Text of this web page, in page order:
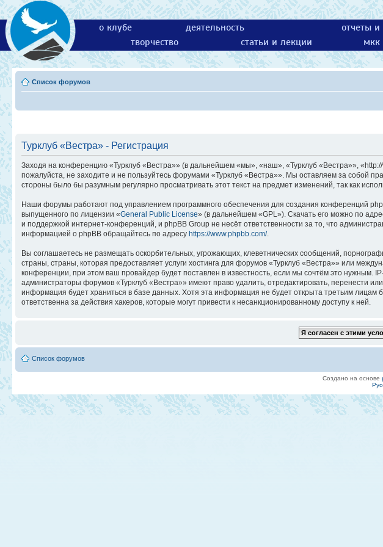
о клубе деятельность отчеты
творчество
статьи и лекции мкк
Список форумов
Турклуб «Вестра» - Регистрация
Заходя на конференцию «Турклуб «Вестра»» (в дальнейшем «мы», «наш», «Турклуб «Вестра»»,
пожалуйста, не заходите и не пользуйтесь форумами «Турклуб «Вестра»». Мы оставляем за собой
стороны было бы разумным регулярно просматривать этот текст на предмет изменений, так как
Наши форумы работают под управлением программного обеспечения для создания конференций
выпущенного по лицензии «General Public License» (в дальнейшем «GPL»). Скачать его можно по
и поддержкой интернет-конференций, и phpBB Group не несёт ответственности за то, что
информацией о phpBB обращайтесь по адресу https://www.phpbb.com/.
Вы соглашаетесь не размещать оскорбительных, угрожающих, клеветнических сообщений,
страны, страны, которая предоставляет услуги хостинга для форумов «Турклуб «Вестра»» или
конференции, при этом ваш провайдер будет поставлен в известность, если мы сочтём это нужным.
администраторы форумов «Турклуб «Вестра»» имеют право удалить, отредактировать, перенести
информация будет храниться в базе данных. Хотя эта информация не будет открыта третьим
ответственна за действия хакеров, которые могут привести к несанкционированному доступу к ней.
Список форумов
Создано на основе